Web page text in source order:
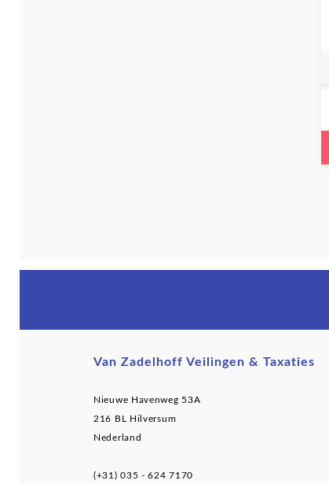
Van Zadelhoff Veilingen & Taxaties
Nieuwe Havenweg 53A
216 BL Hilversum
Nederland
(+31) 035 - 624 7170